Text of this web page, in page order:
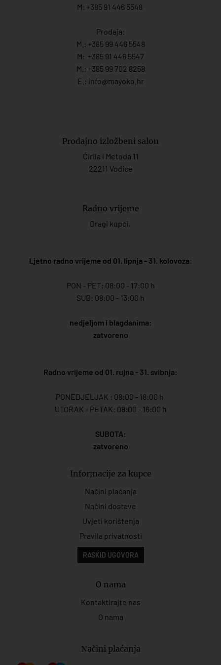
M: +385 91 446 5548
Prodaja:
M.: +385 99 446 5548
M: +385 91 446 5547
M.: +385 99 702 8258
E.: info@mayoko. hr
Prodajno izložbeni salon
Ćirila i Metoda 11
22211 Vodice
Radno vrijeme
Dragi kupci,
Ljetno radno vrijeme od 01. lipnja - 31. kolovoza:
PON - PET: 08:00 - 17:00 h
SUB: 08:00 - 13:00 h
nedjeljom i blagdanima:
zatvoreno
Radno vrijeme od 01. rujna - 31. svibnja:
PONEDJELJAK : 08:00 - 18:00 h
UTORAK - PETAK: 08:00 - 16:00 h
SUBOTA:
zatvoreno
Informacije za kupce
Načini plaćanja
Načini dostave
Uvjeti korištenja
Pravila privatnosti
RASKID UGOVORA
O nama
Kontaktirajte nas
O nama
Načini plaćanja